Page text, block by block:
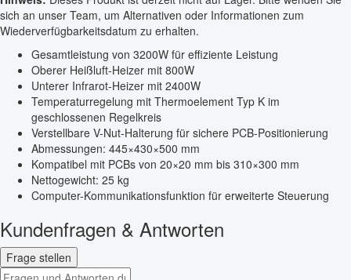
sich an unser Team, um Alternativen oder Informationen zum
Wiederverfügbarkeitsdatum zu erhalten.
Gesamtleistung von 3200W für effiziente Leistung
Oberer Heißluft-Heizer mit 800W
Unterer Infrarot-Heizer mit 2400W
Temperaturregelung mit Thermoelement Typ K im
geschlossenen Regelkreis
Verstellbare V-Nut-Halterung für sichere PCB-Positionierung
Abmessungen: 445×430×500 mm
Kompatibel mit PCBs von 20×20 mm bis 310×300 mm
Nettogewicht: 25 kg
Computer-Kommunikationsfunktion für erweiterte Steuerung
Kundenfragen & Antworten
Frage stellen